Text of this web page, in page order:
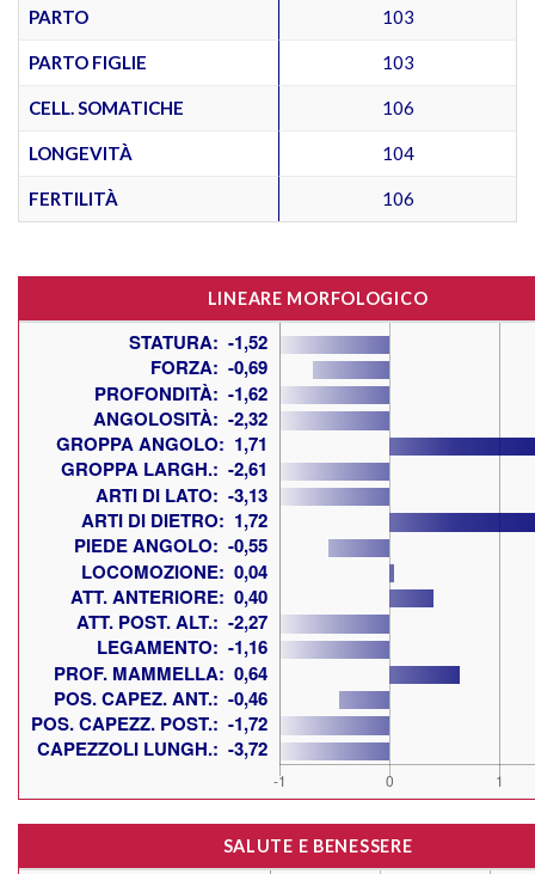
PARTO 103
PARTO FIGLIE 103
CELL. SOMATICHE 106
LONGEVITÀ 104
FERTILITÀ 106
LINEARE MORFOLOGICO
SALUTE E BENESSERE